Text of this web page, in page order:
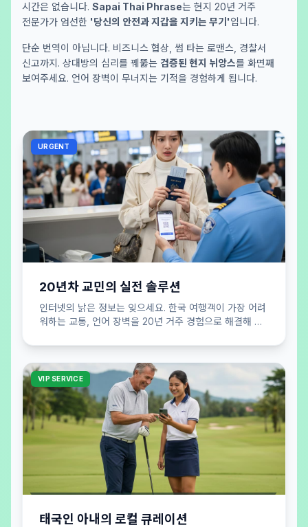
시간은 없습니다. Sapai Thai Phrase는 현지 20년 거주
전문가가 엄선한 '당신의 안전과 지갑을 지키는 무기'입니다.
단순 번역이 아닙니다. 비즈니스 협상, 썸 타는 로맨스, 경찰서
신고까지. 상대방의 심리를 꿰뚫는 검증된 현지 뉘앙스를 화면째
보여주세요. 언어 장벽이 무너지는 기적을 경험하게 됩니다.
URGENT
20년차 교민의 실전 솔루션
인터넷의 낡은 정보는 잊으세요. 한국 여행객이 가장 어려
워하는 교통, 언어 장벽을 20년 거주 경험으로 해결해 드
VIP SERVICE
태국인 아내의 로컬 큐레이션